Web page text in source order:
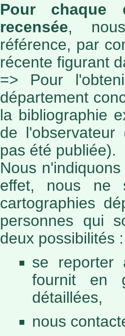
Pour chaque
recensée,
référence, par
récente figurant
=> Pour
département
la bibliographie
de
pas été publiée).
Nous
effet, nous ne
cartographies
personnes qui
deux possibilités :
se reporter
fournit en
détaillées,
nous